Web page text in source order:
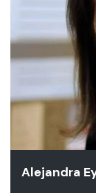
Alejandra